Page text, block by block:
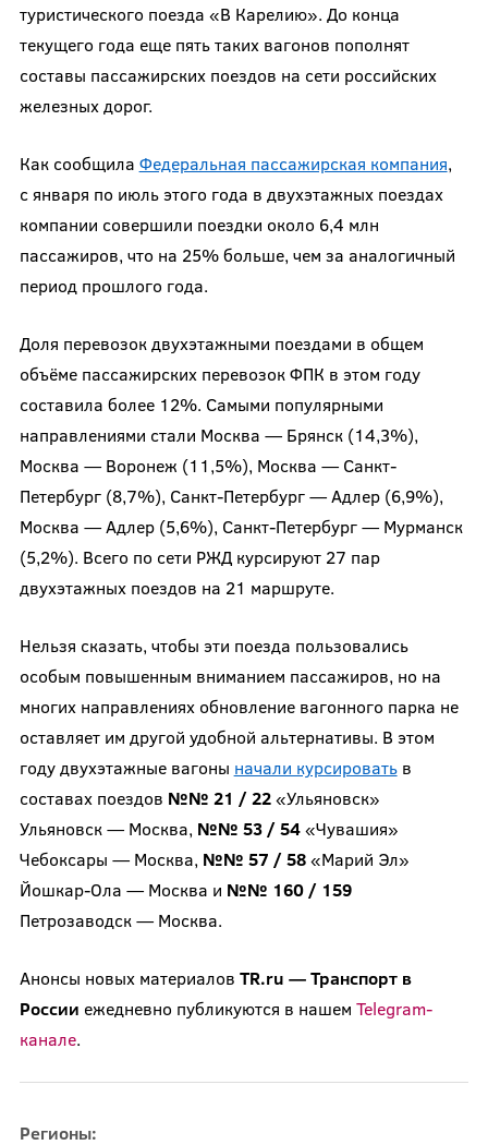
туристического поезда «В Карелию». До конца
текущего года еще пять таких вагонов пополнят
составы пассажирских поездов на сети российских
железных дорог.
Как сообщила Федеральная пассажирская компания,
с января по июль этого года в двухэтажных поездах
компании совершили поездки около 6,4 млн
пассажиров, что на 25% больше, чем за аналогичный
период прошлого года.
Доля перевозок двухэтажными поездами в общем
объёме пассажирских перевозок ФПК в этом году
составила более 12%. Самыми популярными
направлениями стали Москва — Брянск (14,3%),
Москва — Воронеж (11,5%), Москва — Санкт-
Петербург (8,7%), Санкт-Петербург — Адлер (6,9%),
Москва — Адлер (5,6%), Санкт-Петербург — Мурманск
(5,2%). Всего по сети РЖД курсируют 27 пар
двухэтажных поездов на 21 маршруте.
Нельзя сказать, чтобы эти поезда пользовались
особым повышенным вниманием пассажиров, но на
многих направлениях обновление вагонного парка не
оставляет им другой удобной альтернативы. В этом
году двухэтажные вагоны начали курсироватьв
составах поездов №№ 21 / 22«Ульяновск»
Ульяновск — Москва, №№ 53 / 54«Чувашия»
Чебоксары — Москва, №№ 57 / 58«Марий Эл»
Йошкар-Ола — Москва и №№ 160 / 159
Петрозаводск — Москва.
Анонсы новых материалов TR.ru — Транспорт в
России ежедневно публикуются в нашем Telegram-
канале.
Регионы: